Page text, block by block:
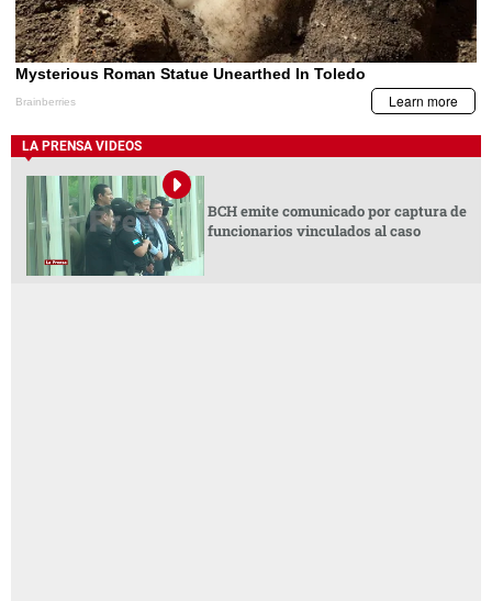
LA PRENSA VIDEOS
BCH emite comunicado por captura de
funcionarios vinculados al caso